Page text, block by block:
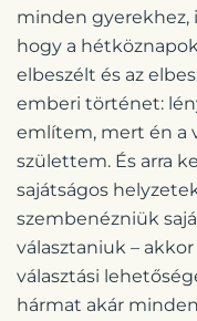
minden gyerekhez,
hogy a
elbeszélt és az
emberi történet:
említem, mert én a
születtem. És arra
sajátságos
szembenézniük
választaniuk –
választási
hármat akár